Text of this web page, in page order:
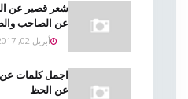
شعر قصير عن
عن الصاحب
أبريل 02, 2017
اجمل كلمات
عن الحظ